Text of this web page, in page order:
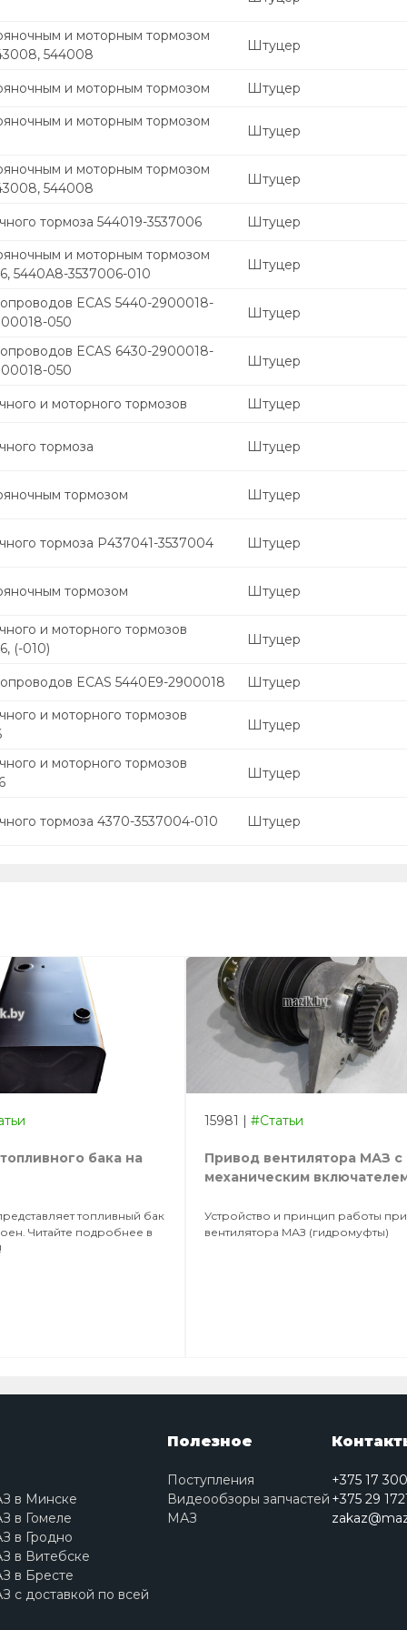
и моторным тормозом
544008
Штуцер
и моторным тормозом Штуцер
и моторным тормозом
Штуцер
и моторным тормозом
544008
Штуцер
тормоза 544019-3537006 Штуцер
и моторным тормозом
5440А8-3537006-010
Штуцер
ECAS 5440-2900018-
050
Штуцер
ECAS 6430-2900018-
050
Штуцер
и моторного тормозов Штуцер
тормоза Штуцер
тормозом Штуцер
тормоза P437041-3537004 Штуцер
тормозом Штуцер
и моторного тормозов
(-010)
Штуцер
ECAS 5440Е9-2900018 Штуцер
и моторного тормозов
Штуцер
и моторного тормозов
Штуцер
тормоза 4370-3537004-010 Штуцер
бака на
топливный бак
Читайте подробнее в
15981 | #Статьи
Привод вентилятора МАЗ с
механическим
Устройство и принцип работы
вентилятора МАЗ (гидромуфты)
в Минске
в Гомеле
в Гродно
в Витебске
в Бресте
с доставкой по всей
Полезное
Поступления
Видеообзоры запчастей
МАЗ
+375 17
+375 29